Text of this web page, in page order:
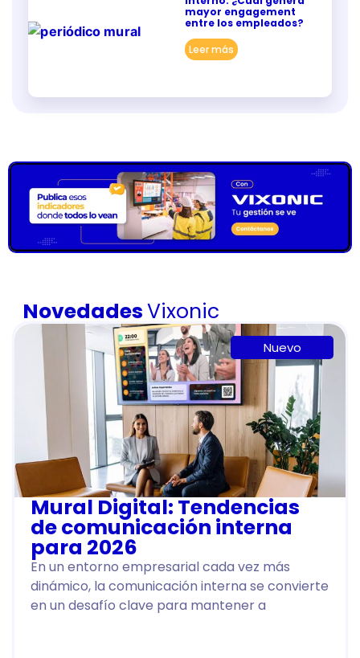
mayor engagement
entre los empleados?
Leer más
NovedadesVixonic
Nuevo
Mural Digital: Tendencias
de comunicación interna
para 2026
En un entorno empresarial cada vez más
dinámico, la comunicación interna se convierte
en un desafío clave para mantener a